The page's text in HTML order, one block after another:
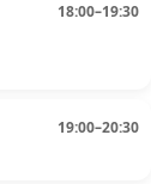
18:00–19:30
19:00–20:30